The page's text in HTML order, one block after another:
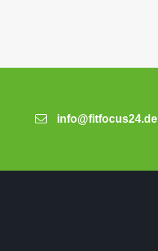
info@fitfocus24.de